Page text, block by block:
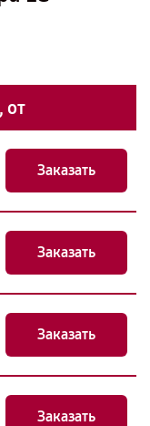
от
Заказать
Заказать
Заказать
Заказать